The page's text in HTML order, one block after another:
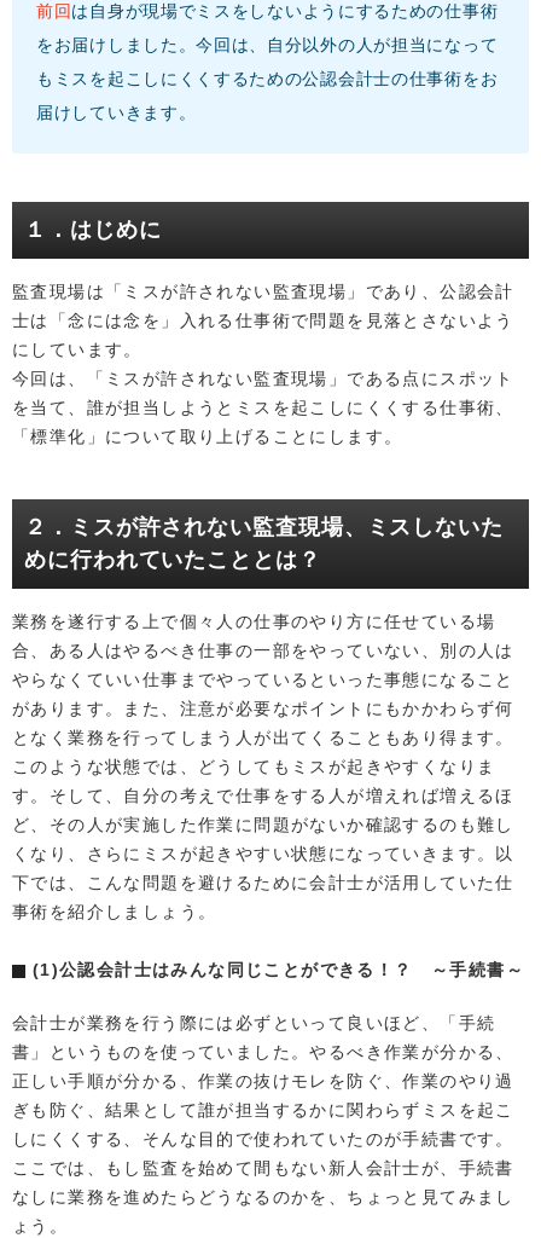
前回は自身が現場でミスをしないようにするための仕事術
をお届けしました。今回は、自分以外の人が担当になって
もミスを起こしにくくするための公認会計士の仕事術をお
届けしていきます。
１．はじめに
監査現場は「ミスが許されない監査現場」であり、公認会計
士は「念には念を」入れる仕事術で問題を見落とさないよう
にしています。
今回は、「ミスが許されない監査現場」である点にスポット
を当て、誰が担当しようとミスを起こしにくくする仕事術、
「標準化」について取り上げることにします。
２．ミスが許されない監査現場、ミスしないた
めに行われていたこととは？
業務を遂行する上で個々人の仕事のやり方に任せている場
合、ある人はやるべき仕事の一部をやっていない、別の人は
やらなくていい仕事までやっているといった事態になること
があります。また、注意が必要なポイントにもかかわらず何
となく業務を行ってしまう人が出てくることもあり得ます。
このような状態では、どうしてもミスが起きやすくなりま
す。そして、自分の考えで仕事をする人が増えれば増えるほ
ど、その人が実施した作業に問題がないか確認するのも難し
くなり、さらにミスが起きやすい状態になっていきます。以
下では、こんな問題を避けるために会計士が活用していた仕
事術を紹介しましょう。
(1)公認会計士はみんな同じことができる！？ ～手続書～
会計士が業務を行う際には必ずといって良いほど、「手続
書」というものを使っていました。やるべき作業が分かる、
正しい手順が分かる、作業の抜けモレを防ぐ、作業のやり過
ぎも防ぐ、結果として誰が担当するかに関わらずミスを起こ
しにくくする、そんな目的で使われていたのが手続書です。
ここでは、もし監査を始めて間もない新人会計士が、手続書
なしに業務を進めたらどうなるのかを、ちょっと見てみまし
ょう。